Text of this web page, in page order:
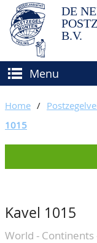
DE
B.V.
Menu
(VER)KOPEN
Hoe verkopen?
Hoe kopen?
BIEDEN
TAXATIES
CATALOGI/
KEURINGSDIENST
Home /
1015
Kavel 1015
World - Continents